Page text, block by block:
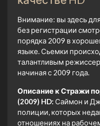
Внимание: вы здесь
без регистрации
порядка 2009 в
языке. Сьемки
талантливым
начиная с 2009 года.
Описание к Стражи
(2009) HD: Саймон и
полиции, которых
отношениях на